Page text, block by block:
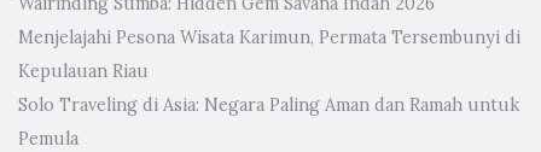
Menjelajahi Pesona Wisata Karimun, Permata Tersembunyi di
Kepulauan Riau
Solo Traveling di Asia: Negara Paling Aman dan Ramah untuk
Pemula